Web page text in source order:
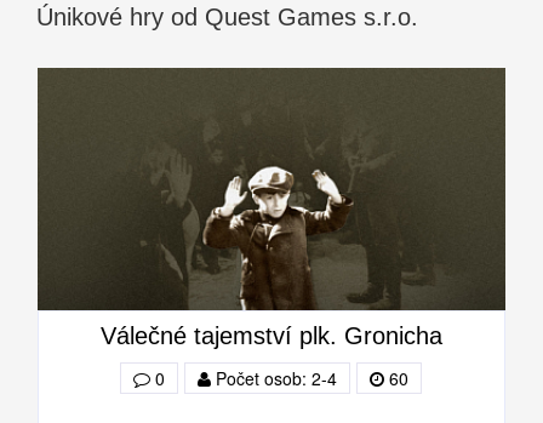
Únikové hry od Quest Games s.r.o.
Válečné tajemství plk. Gronicha
0 Počet osob: 2-4 60